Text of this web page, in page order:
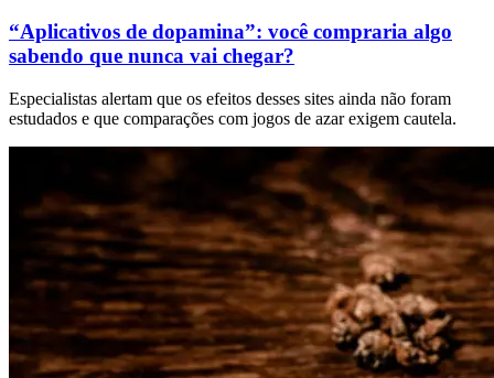
“Aplicativos de dopamina”: você compraria algo
sabendo que nunca vai chegar?
Especialistas alertam que os efeitos desses sites ainda não foram
estudados e que comparações com jogos de azar exigem cautela.